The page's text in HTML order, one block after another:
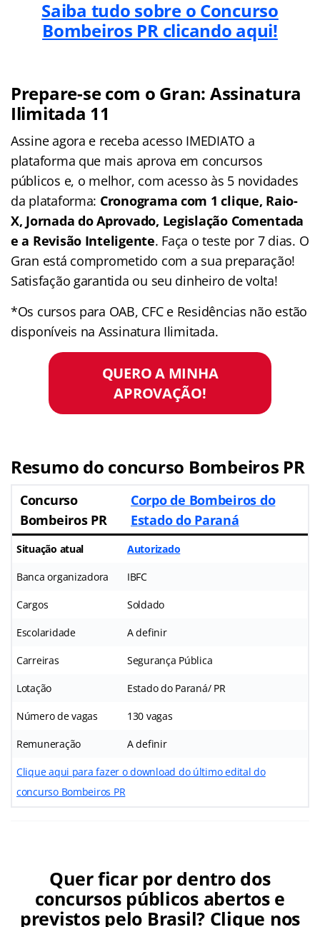
Saiba tudo sobre o Concurso
Bombeiros PR clicando aqui!
Prepare-se com o Gran: Assinatura
Ilimitada 11
Assine agora e receba acesso IMEDIATO a
plataforma que mais aprova em concursos
públicos e, o melhor, com acesso às 5 novidades
da plataforma: Cronograma com 1 clique, Raio-
X, Jornada do Aprovado, Legislação Comentada
e a Revisão Inteligente. Faça o teste por 7 dias. O
Gran está comprometido com a sua preparação!
Satisfação garantida ou seu dinheiro de volta!
*Os cursos para OAB, CFC e Residências não estão
disponíveis na Assinatura Ilimitada.
QUERO A MINHA
APROVAÇÃO!
Resumo do concurso Bombeiros PR
Concurso
Bombeiros PR
Corpo de Bombeiros do
Estado do Paraná
Situação atual Autorizado
Banca organizadora IBFC
Cargos Soldado
Escolaridade A definir
Carreiras Segurança Pública
Lotação Estado do Paraná/ PR
Número de vagas 130 vagas
Remuneração A definir
Clique aqui para fazer o download do último edital do
concurso Bombeiros PR
Quer ficar por dentro dos
concursos públicos abertos e
previstos pelo Brasil? Clique nos